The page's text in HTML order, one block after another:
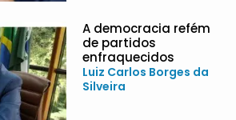
A democracia refém
de partidos
enfraquecidos
Luiz Carlos Borges da
Silveira